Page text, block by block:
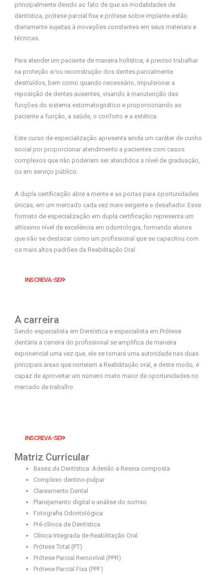
principalmente devido ao fato de que as modalidades de
dentística, prótese parcial fixa e prótese sobre implante estão
diariamente sujeitas à inovações constantes em seus materiais e
técnicas.
Para atender um paciente de maneira holística, é preciso trabalhar
na proteção e/ou reconstrução dos dentes parcialmente
destruídos, bem como quando necessário, impulsionar a
reposição de dentes ausentes, visando à manutenção das
funções do sistema estomatognático e proporcionando ao
paciente a função, a saúde, o conforto e a estética.
Este curso de especialização apresenta ainda um caráter de cunho
social por proporcionar atendimento a pacientes com casos
complexos que não poderiam ser atendidos a nível de graduação,
ou em serviço público.
A dupla certificação abre a mente e as portas para oportunidades
únicas, em um mercado cada vez mais exigente e desafiador. Esse
formato de especialização em dupla certificação representa um
altíssimo nível de excelência em odontologia, formando alunos
que irão se destacar como um profissional que se capacitou com
os mais altos padrões da Reabilitação Oral.
INSCREVA-SE
A carreira
Sendo especialista em Dentística e especialista em Prótese
dentária a carreira do profissional se amplifica de maneira
exponencial uma vez que, ele se tornará uma autoridade nas duas
principais áreas que norteiam a Reabilitação oral, e deste modo, é
capaz de aproveitar um número muito maior de oportunidades no
mercado de trabalho.
INSCREVA-SE
Matriz Curricular
Bases da Dentística: Adesão e Resina composta
Complexo dentino-pulpar
Clareamento Dental
Planejamento digital e análise do sorriso
Fotografia Odontológica
Pré-clínica de Dentística
Clínica Integrada de Reabilitação Oral
Prótese Total (PT)
Prótese Parcial Removível (PPR)
Prótese Parcial Fixa (PPF)